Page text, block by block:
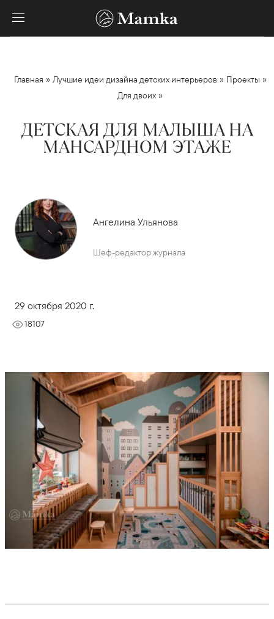
Главная »Лучшие идеи дизайна детских интерьеров » Проекты »
Для двоих »
ДЕТСКАЯ ДЛЯ МАЛЫША НА
МАНСАРДНОМ ЭТАЖЕ
Ангелина Ульянова
Шеф-редактор журнала
29 октября 2020 г.
18107